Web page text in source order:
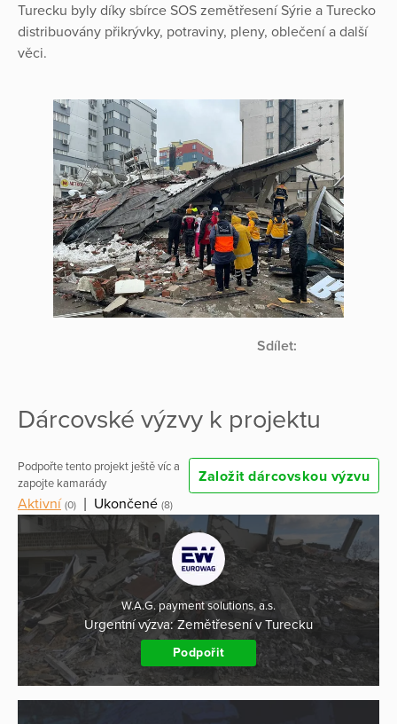
Turecku byly díky sbírce SOS zemětřesení Sýrie a Turecko
distribuovány přikrývky, potraviny, pleny, oblečení a další
věci.
Sdílet:
Dárcovské výzvy k projektu
Podpořte tento projekt ještě víc a
zapojte kamarády
Založit dárcovskou výzvu
Aktivní (0) Ukončené (8)
W.A.G. payment solutions, a.s.
Urgentní výzva: Zemětřesení v Turecku
Podpořit